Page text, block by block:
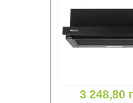
3 248,80